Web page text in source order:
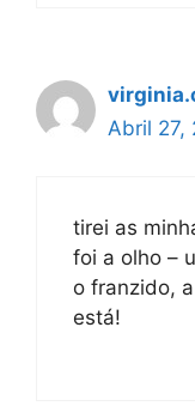
Abril 27,
tirei as
foi a olho –
o franzido,
está!